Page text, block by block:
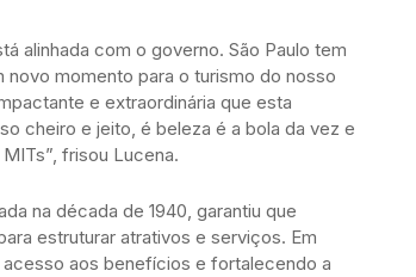
alinhada com o governo. São Paulo tem
momento para o turismo do nosso
e extraordinária que esta
cheiro e jeito, é beleza é a bola da vez e
frisou Lucena.
na década de 1940, garantiu que
estruturar atrativos e serviços. Em
aos benefícios e fortalecendo a